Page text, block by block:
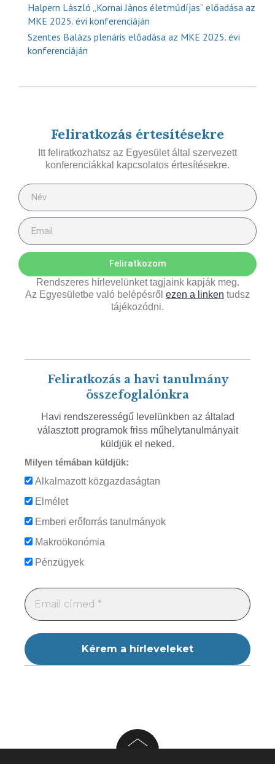
Halpern László „Kornai János életműdíjas” előadása az
MKE 2025. évi konferenciáján
Szentes Balázs plenáris előadása az MKE 2025. évi
konferenciáján
Feliratkozás értesítésekre
Itt feliratkozhatsz az Egyesület által szervezett
konferenciákkal kapcsolatos értesítésekre.
Feliratkozom
Rendszeres hírlevelünket tagjaink kapják meg.
Az Egyesületbe való belépésről ezen a linken tudsz
tájékozódni.
Feliratkozás a havi tanulmány
összefoglalónkra
Havi rendszerességű levelünkben az általad
választott programok friss műhelytanulmányait
küldjük el neked.
Milyen témában küldjük:
Alkalmazott közgazdaságtan
Elmélet
Emberi erőforrás tanulmányok
Makroökonómia
Pénzügyek